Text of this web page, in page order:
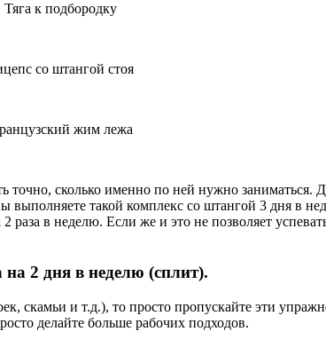
Тяга к подбородку
со штангой стоя
жим лежа
сколько именно по ней нужно заниматься.
такой комплекс со штангой 3 дня в
в неделю. Если же и это не позволяет
2 дня в неделю (сплит).
скамьи и т.д.), то просто пропускайте эти
делайте больше рабочих подходов.